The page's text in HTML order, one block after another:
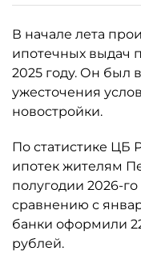
В начале лета
ипотечных выдач
2025 году. Он был
ужесточения
новостройки.
По статистике ЦБ
ипотек жителям
полугодии 2026-
сравнению с
банки оформили
рублей.